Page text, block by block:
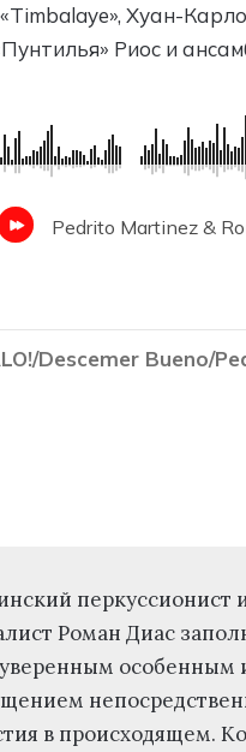
Хуан-
Риос и
Descemer Bueno/
перкуссионист
Роман Диас
особенным
в происходящем.